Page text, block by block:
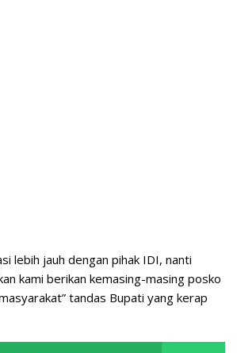
lebih jauh dengan pihak IDI, nanti
kami berikan kemasing-masing posko
tandas Bupati yang kerap